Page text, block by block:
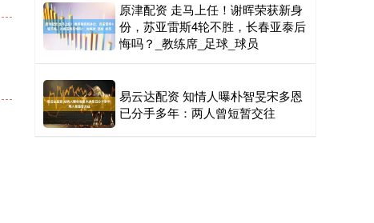
原津配资 走马上任！谢晖荣获新身
份，苏亚雷斯4轮不胜，长春亚泰后
悔吗？_教练席_足球_球员
易云达配资 知情人曝朴智旻宋多恩
已分手多年：两人曾短暂交往